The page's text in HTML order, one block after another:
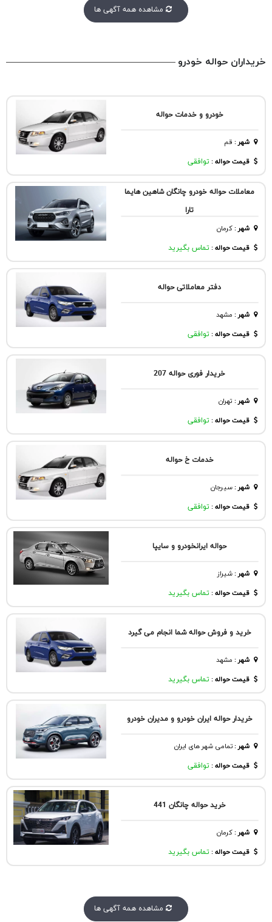
مشاهده همه آگهی ها
خریداران حواله خودرو
خودرو و خدمات حواله
شهر: قم
قیمت حواله : توافقی
معاملات حواله خودرو چانگان شاهین هایما
تارا
شهر:كرمان
قیمت حواله : تماس بگیرید
دفتر معاملاتی حواله
شهر: مشهد
قیمت حواله : توافقی
خریدار فوری حواله 207
شهر: تهران
قیمت حواله : توافقی
خدمات خ حواله
شهر:سيرجان
قیمت حواله : توافقی
حواله ایرانخودرو و سایپا
شهر:شيراز
قیمت حواله : تماس بگیرید
خرید و فروش حواله شما انجام می گیرد
شهر: مشهد
قیمت حواله : تماس بگیرید
خریدار حواله ایران خودرو و مدیران خودرو
شهر:تمامی شهر های ایران
قیمت حواله : توافقی
خرید حواله چانگان 441
شهر:كرمان
قیمت حواله : تماس بگیرید
مشاهده همه آگهی ها